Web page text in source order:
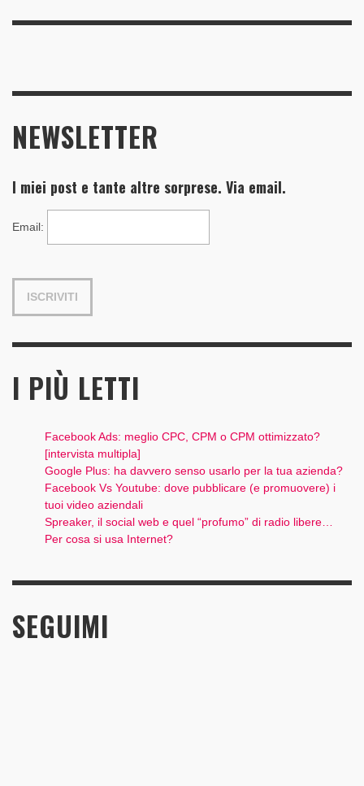
NEWSLETTER
I miei post e tante altre sorprese. Via email.
Email:
I PIÙ LETTI
Facebook Ads: meglio CPC, CPM o CPM ottimizzato?
[intervista multipla]
Google Plus: ha davvero senso usarlo per la tua azienda?
Facebook Vs Youtube: dove pubblicare (e promuovere) i
tuoi video aziendali
Spreaker, il social web e quel “profumo” di radio libere…
Per cosa si usa Internet?
SEGUIMI